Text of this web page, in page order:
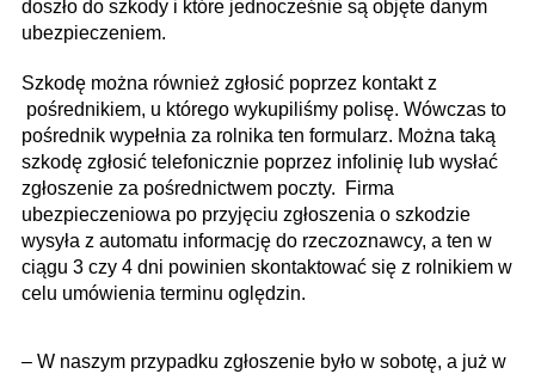
doszło do szkody i które jednocześnie są objęte danym
ubezpieczeniem.
Szkodę można również zgłosić poprzez kontakt z
pośrednikiem, u którego wykupiliśmy polisę. Wówczas to
pośrednik wypełnia za rolnika ten formularz. Można taką
szkodę zgłosić telefonicznie poprzez infolinię lub wysłać
zgłoszenie za pośrednictwem poczty. Firma
ubezpieczeniowa po przyjęciu zgłoszenia o szkodzie
wysyła z automatu informację do rzeczoznawcy, a ten w
ciągu 3 czy 4 dni powinien skontaktować się z rolnikiem w
celu umówienia terminu oględzin.
– W naszym przypadku zgłoszenie było w sobotę, a już w